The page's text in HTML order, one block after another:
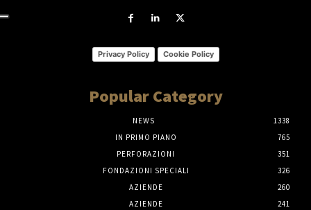
Privacy Policy Cookie Policy
Popular Category
NEWS
1338
IN PRIMO PIANO
765
PERFORAZIONI
351
FONDAZIONI SPECIALI
326
AZIENDE
260
AZIENDE
241